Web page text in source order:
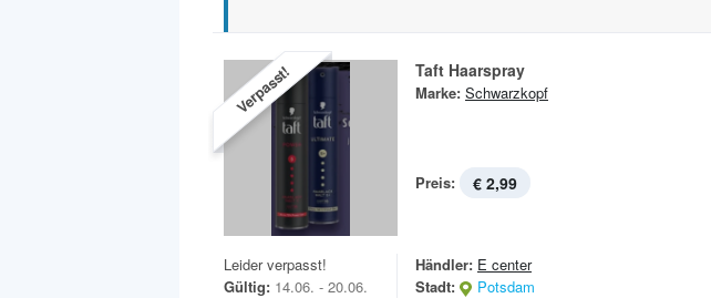
Verpasst! Taft Haarspray
Marke: Schwarzkopf
Preis: € 2,99
Leider verpasst!
Gültig: 14.06. - 20.06.
Händler: E center
Stadt:
Potsdam